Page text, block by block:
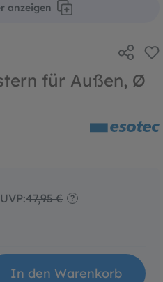
anzeigen
für Außen, Ø
UVP:47,95 € ?
Anzahl: Gib
In den Warenkorb